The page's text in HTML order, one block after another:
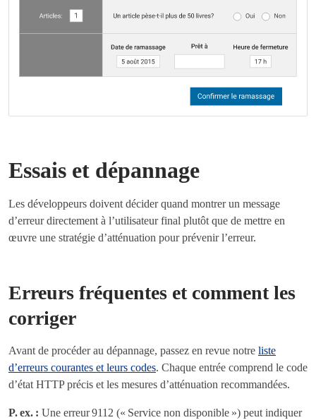
Essais et dépannage
Les développeurs doivent décider quand montrer un message
d’erreur directement à l’utilisateur final plutôt que de mettre en
œuvre une stratégie d’atténuation pour prévenir l’erreur.
Erreurs fréquentes et comment les
corriger
Avant de procéder au dépannage, passez en revue notre liste
d’erreurs courantes et leurs codes. Chaque entrée comprend le code
d’état HTTP précis et les mesures d’atténuation recommandées.
P. ex. : Une erreur 9112 (« Service non disponible ») peut indiquer